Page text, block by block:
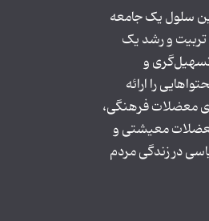
سلول یک جامعه
و رشد یک
تسهیل‌گری و
را ارائه
معضلات فرهنگی،
معیشتی و
در زندگی مردم